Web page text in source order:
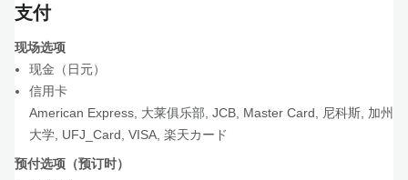
支付
现场选项
现金（日元）
信用卡
American Express 大莱俱乐部 JCB Master Card 尼科斯 加州
大学 UFJ_Card VISA 楽天カード
预付选项（预订时）